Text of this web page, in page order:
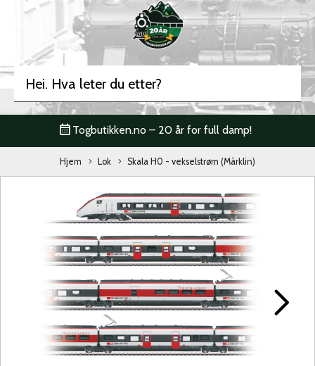
Togbutikken.no – 20 år for full damp!
Hjem Lok Skala H0 - vekselstrøm (Märklin)